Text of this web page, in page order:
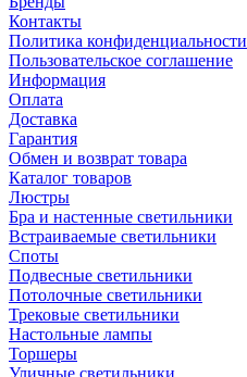
Контакты
Политика конфиденциальности
Пользовательское соглашение
Информация
Оплата
Доставка
Гарантия
Обмен и возврат товара
Каталог товаров
Люстры
Бра и настенные светильники
Встраиваемые светильники
Споты
Подвесные светильники
Потолочные светильники
Трековые светильники
Настольные лампы
Торшеры